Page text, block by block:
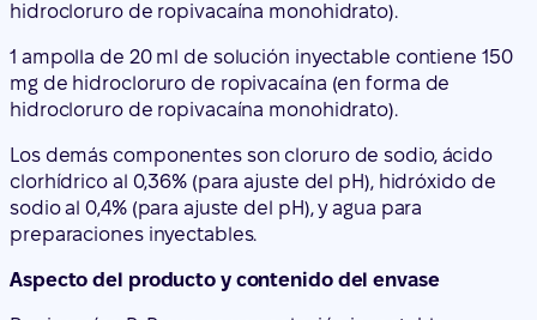
Los demás componentes son cloruro de sodio, ácido
clorhídrico al 0,36% (para ajuste del pH), hidróxido de
sodio al 0,4% (para ajuste del pH), y agua para
preparaciones inyectables.
Aspecto del producto y contenido del envase
Ropivacaína B. Braun es una solución inyectable
transparente e incolora.
está disponible en: